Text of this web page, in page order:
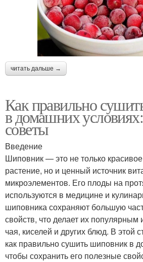
читать дальше →
Как правильно
в домашних
советы
Введение
Шиповник — это не только
растение, но и ценный источник
микроэлементов. Его плоды на
используются в медицине и
шиповника сохраняют большую
свойств, что делает их популярным
чая, киселей и других блюд. В этой
как правильно сушить шиповник в
чтобы сохранить его полезные